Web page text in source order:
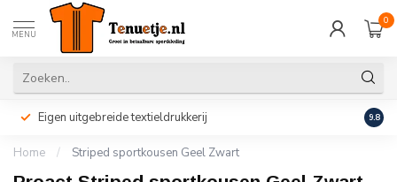
MENU
0
Eigen uitgebreide textieldrukkerij 9.8
Home / Striped sportkousen Geel Zwart